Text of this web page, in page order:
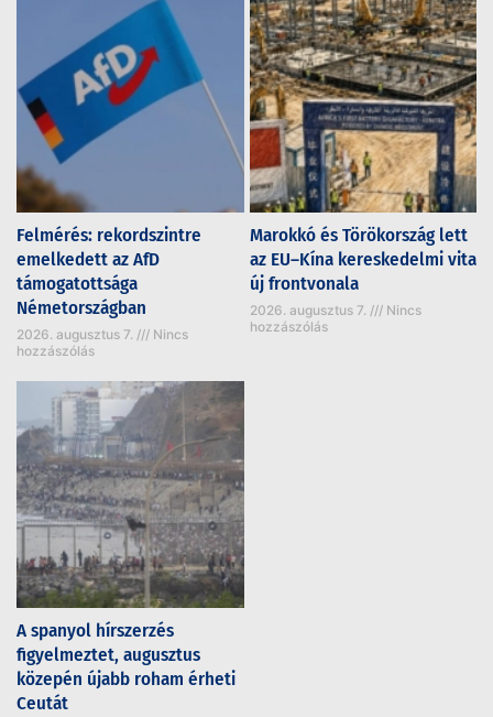
Felmérés: rekordszintre
emelkedett az AfD
támogatottsága
Németországban
2026. augusztus 7.
Nincs
hozzászólás
Marokkó és Törökország lett
az EU–Kína kereskedelmi vita
új frontvonala
2026. augusztus 7.
Nincs
hozzászólás
A spanyol hírszerzés
figyelmeztet, augusztus
közepén újabb roham érheti
Ceutát